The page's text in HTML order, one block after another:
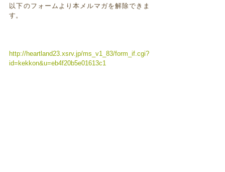
以下のフォームより本メルマガを解除できま
す。
http://heartland23.xsrv.jp/ms_v1_83/form_if.cgi?
id=kekkon&u=eb4f20b5e01613c1